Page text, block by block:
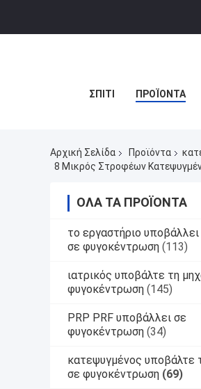
ΣΠΊΤΙ ΠΡΟΪΌΝΤΑ
Αρχική Σελίδα Προϊόντα
8 Μικρός Στροφέων
ΌΛΑ ΤΑ ΠΡΟΪΌΝΤΑ
το εργαστήριο
σε φυγοκέντρωση (113)
ιατρικός υποβάλτε τη
φυγοκέντρωση (145)
PRP PRF υποβάλλει σε
φυγοκέντρωση (34)
κατεψυγμένος υποβάλτε
σε φυγοκέντρωση (69)